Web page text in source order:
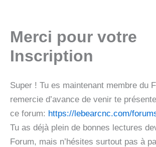
Merci pour votre
Inscription
Super ! Tu es maintenant membre du
remercie d’avance de venir te
ce forum: https://lebearcnc.com/
Tu as déjà plein de bonnes lectures
Forum, mais n’hésites surtout pas à